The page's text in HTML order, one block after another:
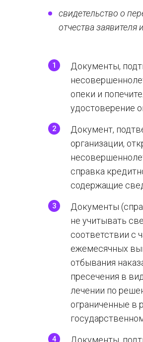
свидетельство о
отчества заявителя
Документы,
опеки и
удостоверение
Документ,
организации,
справка
содержащие
Документы
не учитывать
соответствии с
ежемесячных
отбывания
пресечения в
лечении по
ограниченные в
Документы,